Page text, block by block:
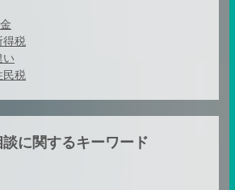
得税
い
民税
に関するキーワード